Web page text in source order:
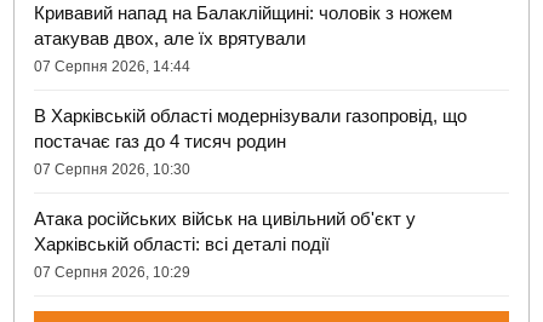
Кривавий напад на Балаклійщині: чоловік з ножем
атакував двох, але їх врятували
07 Серпня 2026, 14:44
В Харківській області модернізували газопровід, що
постачає газ до 4 тисяч родин
07 Серпня 2026, 10:30
Атака російських військ на цивільний об'єкт у
Харківській області: всі деталі події
07 Серпня 2026, 10:29